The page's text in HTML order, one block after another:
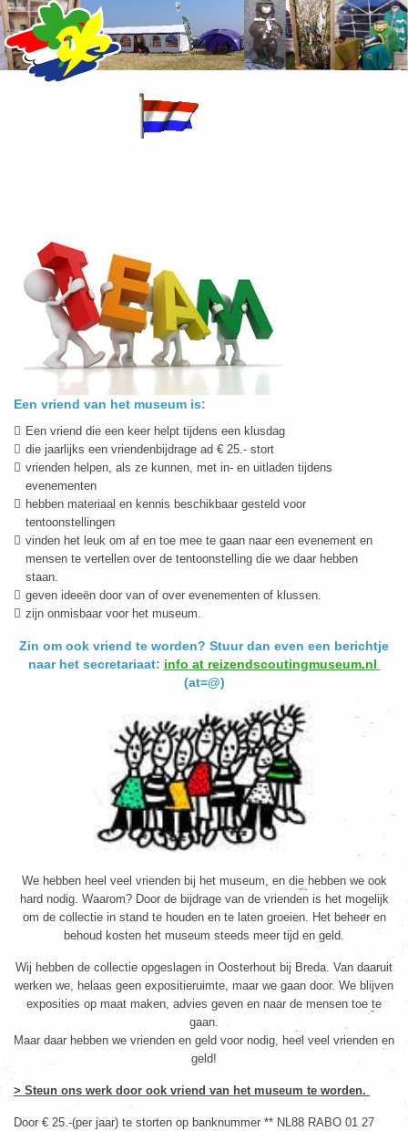
Een vriend van het museum is:
Een vriend die een keer helpt tijdens een klusdag
die jaarlijks een vriendenbijdrage ad € 25.- stort
vrienden helpen, als ze kunnen, met in- en uitladen tijdens
evenementen
hebben materiaal en kennis beschikbaar gesteld voor
tentoonstellingen
vinden het leuk om af en toe mee te gaan naar een evenement en
mensen te vertellen over de tentoonstelling die we daar hebben
staan.
geven ideeën door van of over evenementen of klussen.
zijn onmisbaar voor het museum.
Zin om ook vriend te worden? Stuur dan even een berichtje
naar het secretariaat: info at reizendscoutingmuseum.nl
(at=@)
We hebben heel veel vrienden bij het museum, en die hebben we ook
hard nodig. Waarom? Door de bijdrage van de vrienden is het mogelijk
om de collectie in stand te houden en te laten groeien. Het beheer en
behoud kosten het museum steeds meer tijd en geld.
Wij hebben de collectie opgeslagen in Oosterhout bij Breda. Van daaruit
werken we, helaas geen expositieruimte, maar we gaan door. We blijven
exposities op maat maken, advies geven en naar de mensen toe te
gaan.
Maar daar hebben we vrienden en geld voor nodig, heel veel vrienden en
geld!
> Steun ons werk door ook vriend van het museum te worden.
Door € 25.-(per jaar) te storten op banknummer ** NL88 RABO 01 27